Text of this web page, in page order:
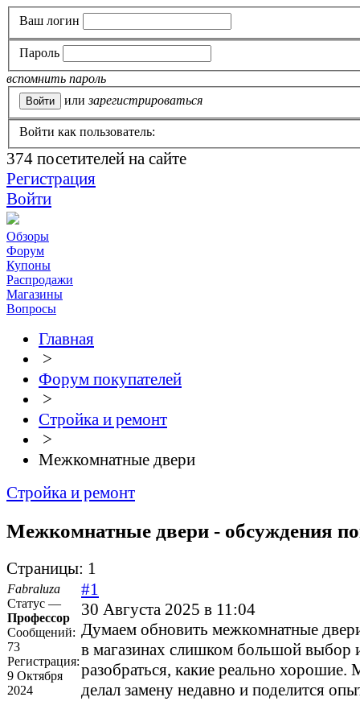
Ваш логин
Пароль
вспомнить пароль
или зарегистрироваться
Войти как пользователь:
374 посетителей на сайте
Регистрация
Войти
Обзоры
Форум
Купоны
Распродажи
Магазины
Вопросы
Главная
>
Форум покупателей
>
Стройка и ремонт
>
Межкомнатные двери
Стройка и ремонт
Межкомнатные двери - обсуждения
Страницы: 1
Fabraluza
Статус —
Профессор
Сообщений:
73
Регистрация:
9 Октября
2024
#1
30 Августа 2025 в 11:04
Думаем обновить межкомнатные
в магазинах слишком большой выбор
разобраться, какие реально хорошие.
делал замену недавно и поделится